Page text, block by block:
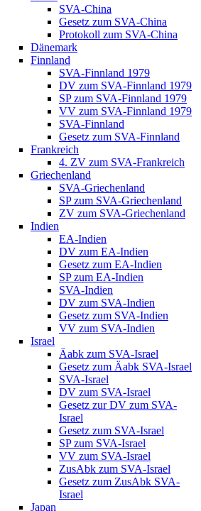
SVA-China
Gesetz zum SVA-China
Protokoll zum SVA-China
Dänemark
Finnland
SVA-Finnland 1979
DV zum SVA-Finnland 1979
SP zum SVA-Finnland 1979
VV zum SVA-Finnland 1979
SVA-Finnland
Gesetz zum SVA-Finnland
Frankreich
4. ZV zum SVA-Frankreich
Griechenland
SVA-Griechenland
SP zum SVA-Griechenland
ZV zum SVA-Griechenland
Indien
EA-Indien
DV zum EA-Indien
Gesetz zum EA-Indien
SP zum EA-Indien
SVA-Indien
DV zum SVA-Indien
Gesetz zum SVA-Indien
VV zum SVA-Indien
Israel
Äabk zum SVA-Israel
Gesetz zum Äabk SVA-Israel
SVA-Israel
DV zum SVA-Israel
Gesetz zur DV zum SVA-
Israel
Gesetz zum SVA-Israel
SP zum SVA-Israel
VV zum SVA-Israel
ZusAbk zum SVA-Israel
Gesetz zum ZusAbk SVA-
Israel
Japan